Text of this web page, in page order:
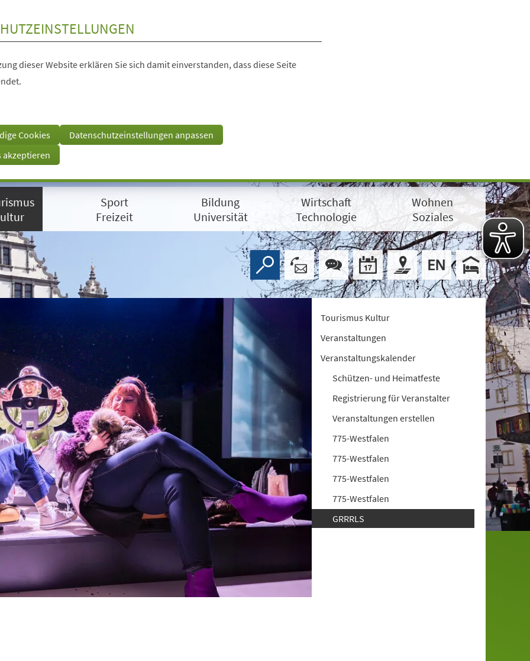
dieser Website erklären Sie sich damit einverstanden, dass diese Seite
Cookies
Datenschutzeinstellungen anpassen
akzeptieren
Sport
Freizeit
Bildung
Universität
Wirtschaft
Technologie
Wohnen
Soziales
Tourismus Kultur
Veranstaltungen
Veranstaltungskalender
Schützen- und Heimatfeste
Registrierung für Veranstalter
Veranstaltungen erstellen
775-Westfalen
775-Westfalen
775-Westfalen
775-Westfalen
GRRRLS